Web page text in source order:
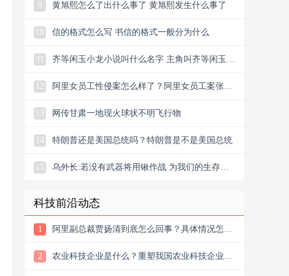
9
黄旭熙怎么了出什么事了 黄旭熙发生什么事了
10 信的格式怎么写 书信的格式一般分为什么
齐等闲玉小龙小说叫什么名字 主角叫齐等闲玉小
12
阿里女员工性侵案怎么样了？阿里女员工案张某
13
网传甘肃一地现火球状不明飞行物
14 特朗普还是美国总统吗？特朗普是不是美国总统
15
乌外长:若没有武器将用锹作战 为我们的生存而
科技前沿动态
1
阿里副总裁贾扬清到底怎么回事？具体情况怎么
2
农业科技企业是什么？重塑我国农业科技企业版